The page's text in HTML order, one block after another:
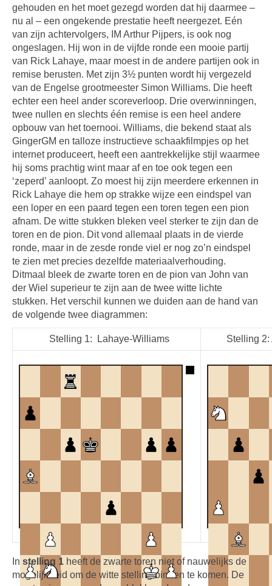
gehouden en het moet gezegd worden dat hij daarmee –
nu al – een ongekende prestatie heeft neergezet. Eén
van zijn achtervolgers, IM Arthur Pijpers, is ook nog
ongeslagen. Hij won in de vijfde ronde een mooie partij
van Rick Lahaye, maar moest in de andere partijen ook in
remise berusten. Met zijn 3½ punten wordt hij vergezeld
van de Engelse grootmeester Simon Williams. Die heeft
echter een heel ander scoreverloop. Drie overwinningen,
twee nullen en slechts één remise is een heel andere
opbouw van het toernooi. Williams, die bekend staat als
GingerGM en talloze instructieve schaakfilmpjes op het
internet produceert, heeft een aantrekkelijke stijl waarmee
hij soms prachtig wint maar af en toe ook tegen een
‘zeperd’ aanloopt. Zo moest hij zijn meerdere erkennen in
Rick Lahaye die hem op strakke wijze een eindspel van
een loper en een paard tegen een toren tegen een pion
afnam. De witte stukken bleken veel sterker te zijn dan de
toren en de pion. Dit vond allemaal plaats in de vierde
ronde, maar in de zesde ronde viel er nog zo’n eindspel
te zien met precies dezelfde materiaalverhouding.
Ditmaal bleek de zwarte toren en de pion van John van
der Wiel superieur te zijn aan de twee witte lichte
stukken. Het verschil kunnen we duiden aan de hand van
de volgende twee diagrammen:
Stelling 1: Lahaye-Williams Stelling 2:
In stelling 1 heeft de zwarte toren niet of nauwelijks de
mogelijkheid om de witte stelling binnen te komen. De